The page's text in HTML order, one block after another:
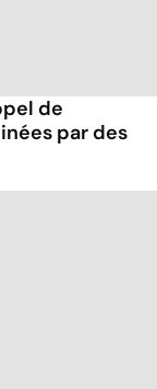
de
par des